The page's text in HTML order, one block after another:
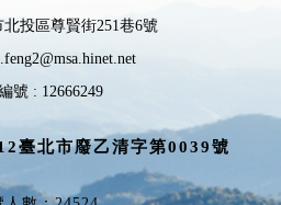
投區尊賢街251巷6號
號 : 12666249
臺北市廢乙清字第0039號